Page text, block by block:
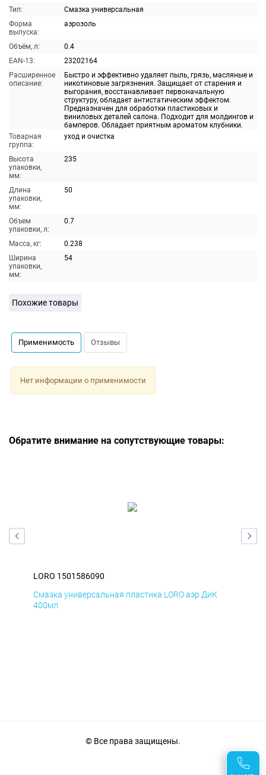
Тип:
Смазка универсальная
Форма
выпуска:
аэрозоль
Объём, л:
0.4
EAN-13:
23202164
Расширенное
описание:
Быстро и эффективно удаляет пыль, грязь, масляные и
никотиновые загрязнения. Защищает от старения и
выгорания, восстанавливает первоначальную
структуру, обладает антистатическим эффектом.
Предназначен для обработки пластиковых и
виниловых деталей салона. Подходит для молдингов и
бамперов. Обладает приятным ароматом клубники.
Товарная
группа:
уход и очистка
Высота
упаковки,
мм:
235
Длина
упаковки,
мм:
50
Объем
упаковки, л:
0.7
Масса, кг:
0.238
Ширина
упаковки,
мм:
54
Похожие товары
Применимость Отзывы
Нет информации о применимости
Обратите внимание на сопутствующие товары:
LORO 1501586090
Смазка универсальная пластика LORO аэр ДиК
400мл
© Все права защищены.